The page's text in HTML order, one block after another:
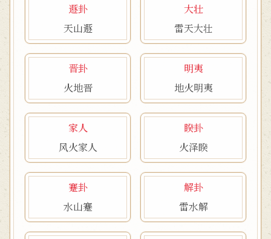
遯卦
天山遯
大壮
雷天大壮
晋卦
火地晋
明夷
地火明夷
家人
风火家人
睽卦
火泽睽
蹇卦
水山蹇
解卦
雷水解